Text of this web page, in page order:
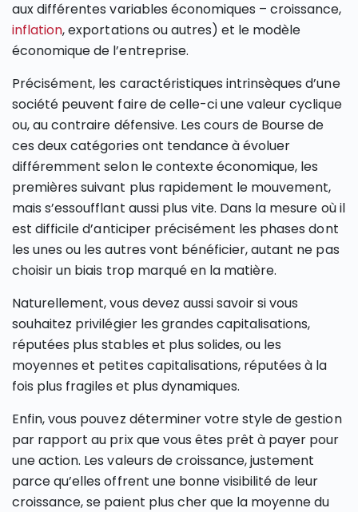
aux différentes variables économiques – croissance,
inflation, exportations ou autres) et le modèle
économique de l’entreprise.
Précisément, les caractéristiques intrinsèques d’une
société peuvent faire de celle-ci une valeur cyclique
ou, au contraire défensive. Les cours de Bourse de
ces deux catégories ont tendance à évoluer
différemment selon le contexte économique, les
premières suivant plus rapidement le mouvement,
mais s’essoufflant aussi plus vite. Dans la mesure où il
est difficile d’anticiper précisément les phases dont
les unes ou les autres vont bénéficier, autant ne pas
choisir un biais trop marqué en la matière.
Naturellement, vous devez aussi savoir si vous
souhaitez privilégier les grandes capitalisations,
réputées plus stables et plus solides, ou les
moyennes et petites capitalisations, réputées à la
fois plus fragiles et plus dynamiques.
Enfin, vous pouvez déterminer votre style de gestion
par rapport au prix que vous êtes prêt à payer pour
une action. Les valeurs de croissance, justement
parce qu’elles offrent une bonne visibilité de leur
croissance, se paient plus cher que la moyenne du